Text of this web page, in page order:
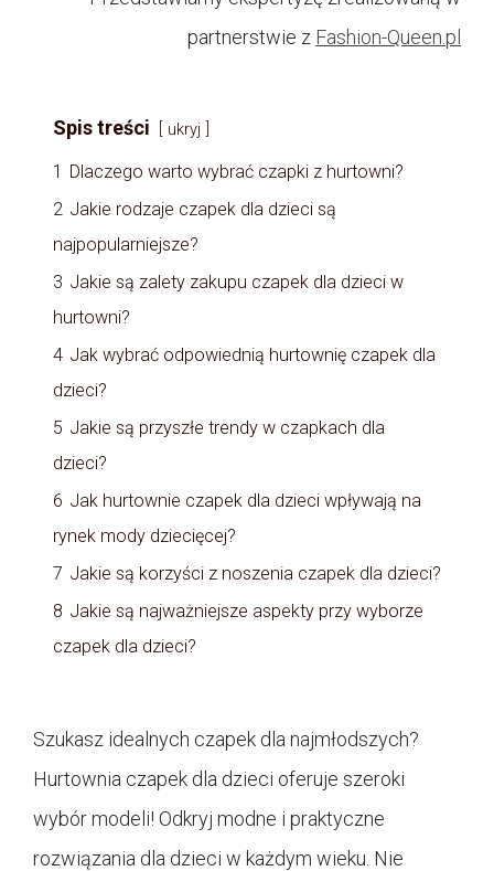
partnerstwie z Fashion-Queen.pl
Spis treści ukryj
1 Dlaczego warto wybrać czapki z hurtowni?
2 Jakie rodzaje czapek dla dzieci są
najpopularniejsze?
3 Jakie są zalety zakupu czapek dla dzieci w
hurtowni?
4 Jak wybrać odpowiednią hurtownię czapek dla
dzieci?
5 Jakie są przyszłe trendy w czapkach dla
dzieci?
6 Jak hurtownie czapek dla dzieci wpływają na
rynek mody dziecięcej?
7 Jakie są korzyści z noszenia czapek dla dzieci?
8 Jakie są najważniejsze aspekty przy wyborze
czapek dla dzieci?
Szukasz idealnych czapek dla najmłodszych?
Hurtownia czapek dla dzieci oferuje szeroki
wybór modeli! Odkryj modne i praktyczne
rozwiązania dla dzieci w każdym wieku. Nie